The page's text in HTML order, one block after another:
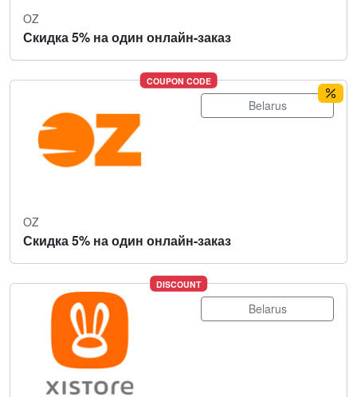
OZ
Скидка 5% на один онлайн-заказ
COUPON CODE
Belarus
OZ
Скидка 5% на один онлайн-заказ
DISCOUNT
Belarus